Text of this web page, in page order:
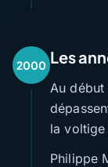
2000 Les
Au début
la
Philippe